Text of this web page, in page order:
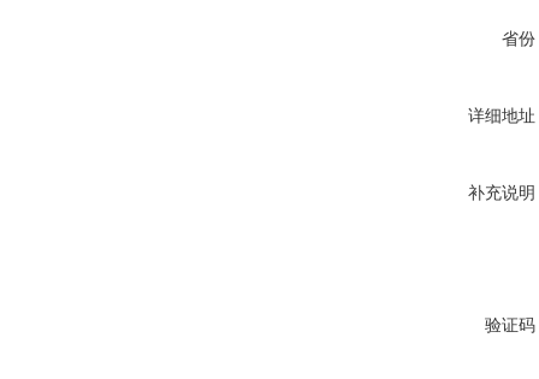
省份
详细地址
补充说明
验证码